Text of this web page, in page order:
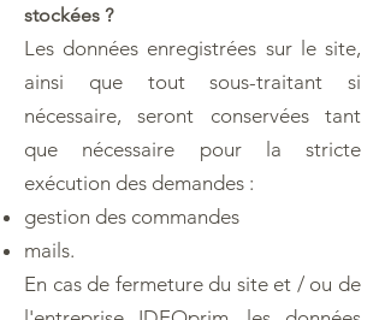
stockées ?
Les données enregistrées sur le site,
ainsi que tout sous-traitant si
nécessaire, seront conservées tant
que nécessaire pour la stricte
exécution des demandes :
gestion des commandes
mails.
En cas de fermeture du site et / ou de